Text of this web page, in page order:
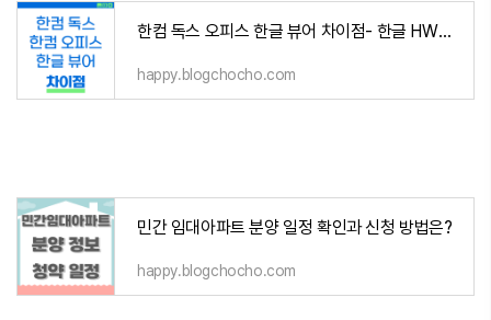
한컴 독스 오피스 한글 뷰어 차이점- 한글 HWP 파일 무료로 보기
happy.blogchocho.com
민간 임대아파트 분양 일정 확인과 신청 방법은?
happy.blogchocho.com